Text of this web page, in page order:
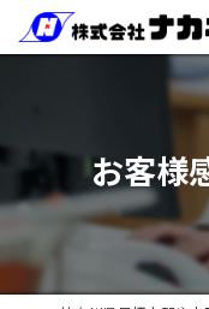
お客様